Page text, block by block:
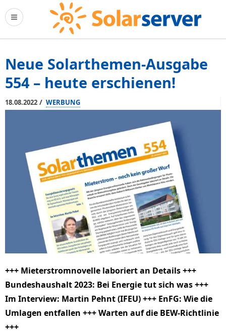
Neue Solarthemen-Ausgabe
554 – heute erschienen!
18.08.2022 / WERBUNG
+++ Mieterstromnovelle laboriert an Details +++
Bundeshaushalt 2023: Bei Energie tut sich was +++
Im Interview: Martin Pehnt (IFEU) +++ EnFG: Wie die
Umlagen entfallen +++ Warten auf die BEW-Richtlinie
+++